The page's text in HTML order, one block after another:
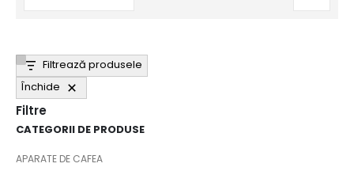
Filtrează produsele
Închide
Filtre
CATEGORII DE PRODUSE
APARATE DE CAFEA